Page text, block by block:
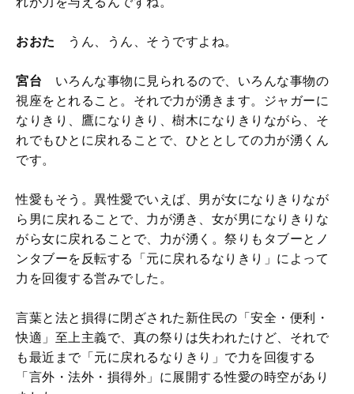
おおた うん、うん、そうですよね。
宮台 いろんな事物に見られるので、いろんな事物の
視座をとれること。それで力が湧きます。ジャガーに
なりきり、鷹になりきり、樹木になりきりながら、そ
れでもひとに戻れることで、ひととしての力が湧くん
です。
性愛もそう。異性愛でいえば、男が女になりきりなが
ら男に戻れることで、力が湧き、女が男になりきりな
がら女に戻れることで、力が湧く。祭りもタブーとノ
ンタブーを反転する「元に戻れるなりきり」によって
力を回復する営みでした。
言葉と法と損得に閉ざされた新住民の「安全・便利・
快適」至上主義で、真の祭りは失われたけど、それで
も最近まで「元に戻れるなりきり」で力を回復する
「言外・法外・損得外」に展開する性愛の時空があり